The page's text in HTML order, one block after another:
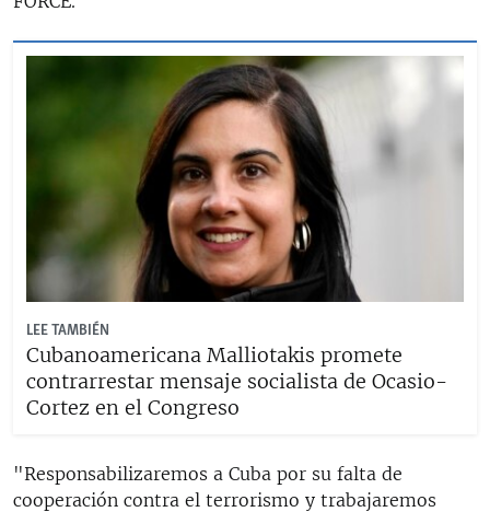
LEE TAMBIÉN
Cubanoamericana Malliotakis promete
contrarrestar mensaje socialista de Ocasio-
Cortez en el Congreso
"Responsabilizaremos a Cuba por su falta de
cooperación contra el terrorismo y trabajaremos